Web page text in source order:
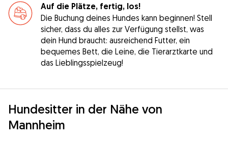
Auf die Plätze, fertig, los!
Die Buchung deines Hundes kann beginnen! Stell
sicher, dass du alles zur Verfügung stellst, was
dein Hund braucht: ausreichend Futter, ein
bequemes Bett, die Leine, die Tierarztkarte und
das Lieblingsspielzeug!
Hundesitter in der Nähe von
Mannheim